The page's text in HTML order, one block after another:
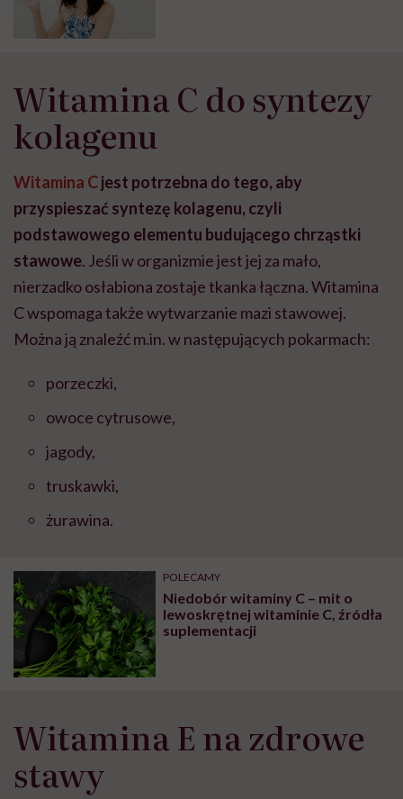
Witamina C do syntezy
kolagenu
Witamina Cjest potrzebna do tego, aby
przyspieszać syntezę kolagenu, czyli
podstawowego elementu budującego chrząstki
stawowe. Jeśli w organizmie jest jej za mało,
nierzadko osłabiona zostaje tkanka łączna. Witamina
C wspomaga także wytwarzanie mazi stawowej.
Można ją znaleźć m.in. w następujących pokarmach:
porzeczki,
owoce cytrusowe,
jagody,
truskawki,
żurawina.
POLECAMY
Niedobór witaminy C – mit o
lewoskrętnej witaminie C, źródła
suplementacji
Witamina E na zdrowe
stawy